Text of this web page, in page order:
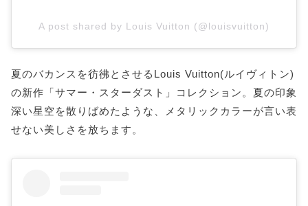
A post shared by Louis Vuitton (@louisvuitton)
夏のバカンスを彷彿とさせるLouis Vuitton(ルイヴィトン)
の新作「サマー・スターダスト」コレクション。夏の印象
深い星空を散りばめたような、メタリックカラーが言い表
せない美しさを放ちます。